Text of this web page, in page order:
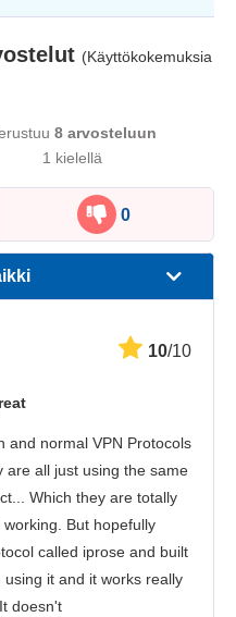
(Käyttökokemuksia
8 arvosteluun
1 kielellä
0
10/10
and normal VPN Protocols
are all just using the same
Which they are totally
But hopefully
called iprose and built
it and it works really
doesn't